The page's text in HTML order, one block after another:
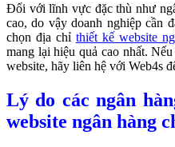
Đối với lĩnh vực đặc thù như
cao, do vậy doanh nghiệp cần
chọn địa chỉ thiết kế website
mang lại hiệu quả cao nhất.
website, hãy liên hệ với Web4s
Lý do các ngân
website ngân hàng